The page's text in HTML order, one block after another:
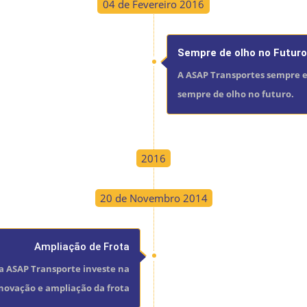
04 de Fevereiro 2016
Sempre de olho no Futuro
A ASAP Transportes
sempre de olho no futuro.
2016
20 de Novembro 2014
Ampliação de Frota
Transporte investe na
e ampliação da frota